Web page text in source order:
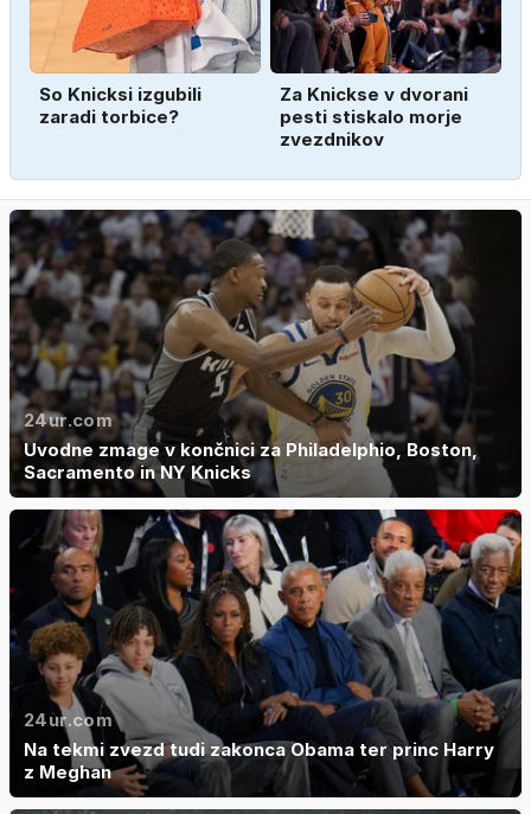
So Knicksi izgubili
zaradi torbice?
Za Knickse v dvorani
pesti stiskalo morje
zvezdnikov
24ur.com
Uvodne zmage v končnici za Philadelphio, Boston,
Sacramento in NY Knicks
24ur.com
Na tekmi zvezd tudi zakonca Obama ter princ Harry
z Meghan